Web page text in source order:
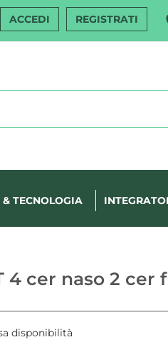
ACCEDI REGISTRATI
TECNOLOGIA
4 cer naso 2 cer
disponibilità